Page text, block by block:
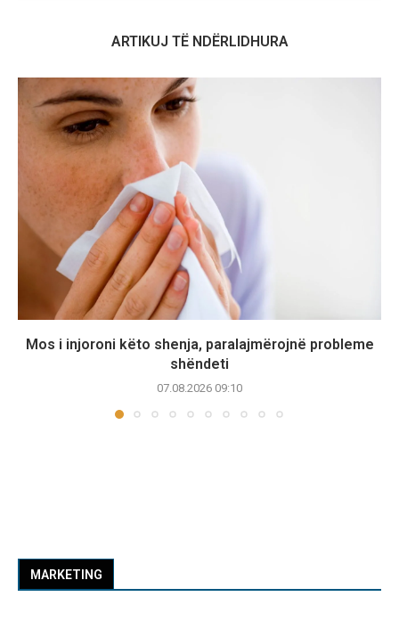
ARTIKUJ TË NDËRLIDHURA
Mos i injoroni këto shenja, paralajmërojnë probleme
shëndeti
07.08.2026 09:10
MARKETING